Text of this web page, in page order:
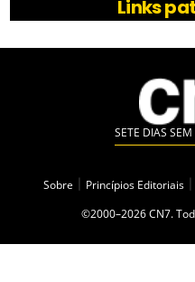
Links
SETE DIAS
Sobre Princípios Editoriais
©2000–2026 CN7.